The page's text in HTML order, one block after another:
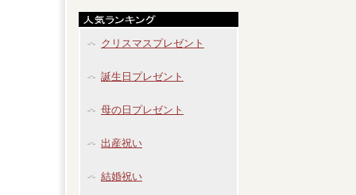
クリスマスプレゼント
誕生日プレゼント
母の日プレゼント
出産祝い
結婚祝い